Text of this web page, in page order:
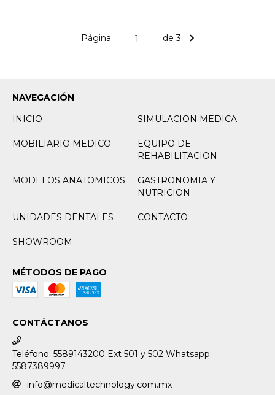
Página de 3
NAVEGACIÓN
INICIO
SIMULACION MEDICA
MOBILIARIO MEDICO
EQUIPO DE
REHABILITACION
MODELOS ANATOMICOS
GASTRONOMIA Y
NUTRICION
UNIDADES DENTALES CONTACTO
SHOWROOM
MÉTODOS DE PAGO
CONTÁCTANOS
Teléfono: 5589143200 Ext 501 y 502 Whatsapp:
5587389997
info@medicaltechnology.com.mx